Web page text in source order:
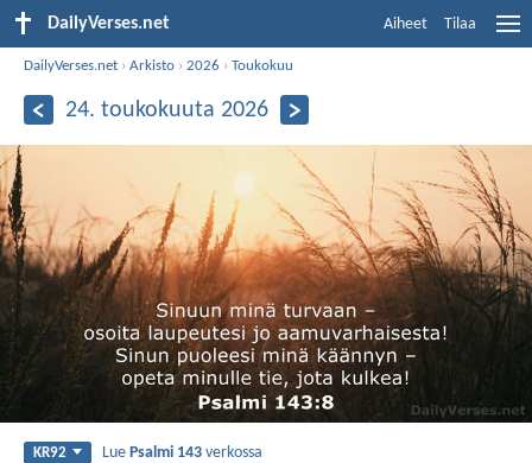
DailyVerses.net Aiheet Tilaa
DailyVerses.net ›Arkisto ›2026 ›Toukokuu
24. toukokuuta 2026
KR92 LuePsalmi 143 verkossa